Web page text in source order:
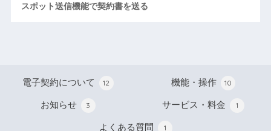
スポット送信機能で契約書を送る
電子契約について 12 機能・操作 10
お知らせ 3 サービス・料金 1
よくある質問 1